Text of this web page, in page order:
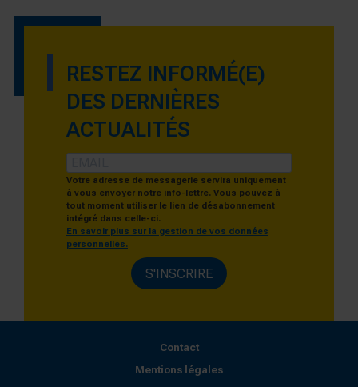
RESTEZ INFORMÉ(E)
DES DERNIÈRES
ACTUALITÉS
Votre adresse de messagerie servira uniquement
à vous envoyer notre info-lettre. Vous pouvez à
tout moment utiliser le lien de désabonnement
intégré dans celle-ci.
En savoir plus sur la gestion de vos données
personnelles.
S'INSCRIRE
Contact
Mentions légales